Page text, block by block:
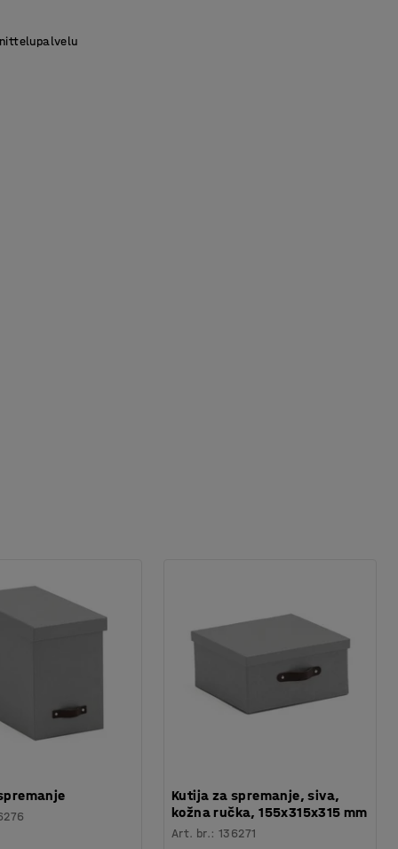
Kutija za spremanje, siva,
kožna ručka, 155x315x315 mm
Art. br.:136271